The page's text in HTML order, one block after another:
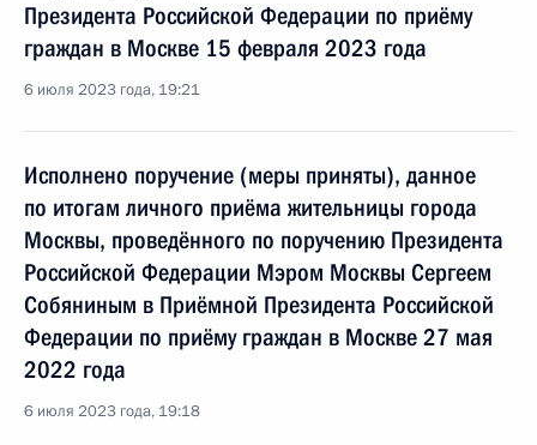
Президента Российской Федерации по приёму
граждан в Москве 15 февраля 2023 года
6 июля 2023 года, 19:21
Исполнено поручение (меры приняты), данное
по итогам личного приёма жительницы города
Москвы, проведённого по поручению Президента
Российской Федерации Мэром Москвы Сергеем
Собяниным в Приёмной Президента Российской
Федерации по приёму граждан в Москве 27 мая
2022 года
6 июля 2023 года, 19:18